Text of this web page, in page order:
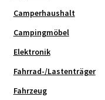
Camperhaushalt
Campingmöbel
Elektronik
Fahrrad-/Lastenträger
Fahrzeug